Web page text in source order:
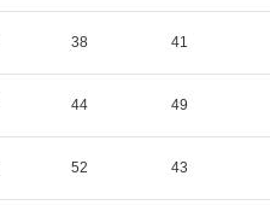
38 41
44 49
52 43